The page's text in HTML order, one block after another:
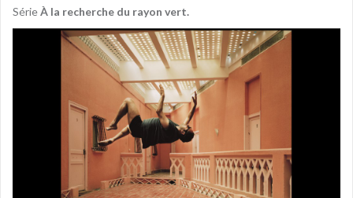
SérieÀ la recherche du rayon vert.